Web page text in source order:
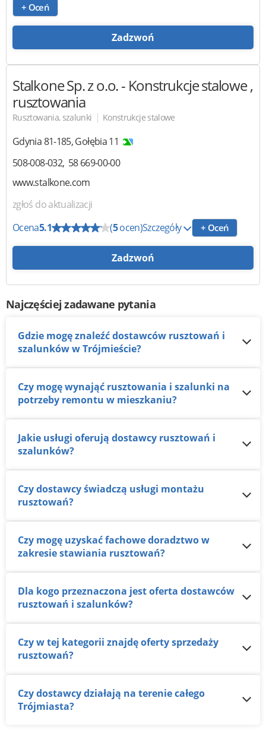
+ Oceń
Zadzwoń
Stalkone Sp. z o.o.- Konstrukcje stalowe ,
rusztowania
Rusztowania, szalunki | Konstrukcje stalowe
Gdynia81-185,Gołębia 11
508-008-032 58 669-00-00
www.stalkone.com
zgłoś do aktualizacji
Ocena5.1 (5ocen)Szczegóły + Oceń
Zadzwoń
Najczęściej zadawane pytania
Gdzie mogę znaleźć dostawców rusztowań i
szalunków w Trójmieście?
Czy mogę wynająć rusztowania i szalunki na
potrzeby remontu w mieszkaniu?
Jakie usługi oferują dostawcy rusztowań i
szalunków?
Czy dostawcy świadczą usługi montażu
rusztowań?
Czy mogę uzyskać fachowe doradztwo w
zakresie stawiania rusztowań?
Dla kogo przeznaczona jest oferta dostawców
rusztowań i szalunków?
Czy w tej kategorii znajdę oferty sprzedaży
rusztowań?
Czy dostawcy działają na terenie całego
Trójmiasta?